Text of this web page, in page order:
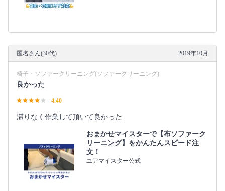
匿名さん(30代) 2019年10月
椅子・ソファークリーニング(ソファークリーニング)
良かった
4.40
滞りなく作業して頂いて良かった
おまかせマイスターで【布ソファーク
リーニング】をかんたんスピード注
文！
ユアマイスター公式